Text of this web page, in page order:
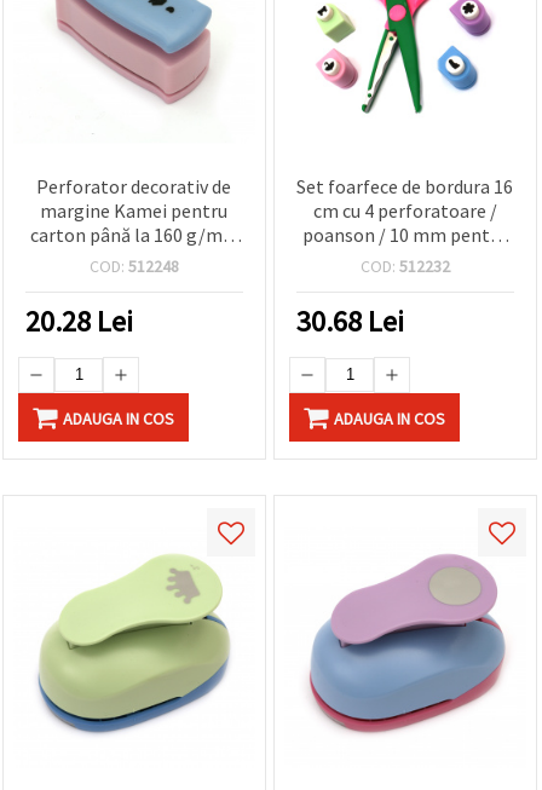
Perforator decorativ de
margine Kamei pentru
carton până la 160 g/mp,
motiv Case și Inimioare
COD: 512248
20.28 Lei
ADAUGA IN COS
Set foarfece de bordura 16
cm cu 4 perforatoare /
poanson / 10 mm pentru
carton de pana la 160 g /
COD: 512232
30.68 Lei
ADAUGA IN COS